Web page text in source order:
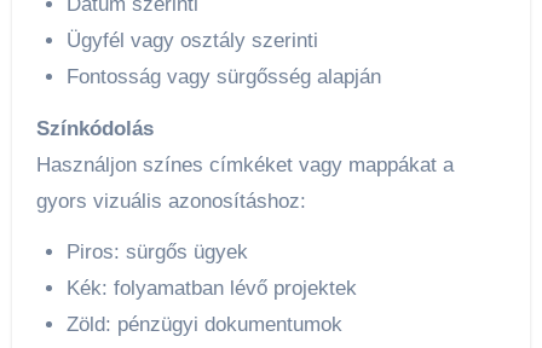
Ügyfél vagy osztály szerinti
Fontosság vagy sürgősség alapján
Színkódolás
Használjon színes címkéket vagy mappákat a
gyors vizuális azonosításhoz:
Piros: sürgős ügyek
Kék: folyamatban lévő projektek
Zöld: pénzügyi dokumentumok